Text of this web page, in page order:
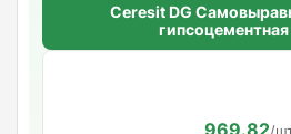
Ceresit DG
969.82/